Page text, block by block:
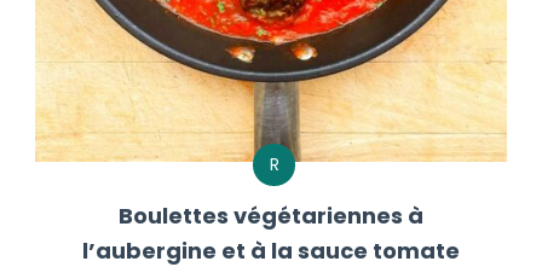
R
Boulettes végétariennes à
l’aubergine et à la sauce tomate